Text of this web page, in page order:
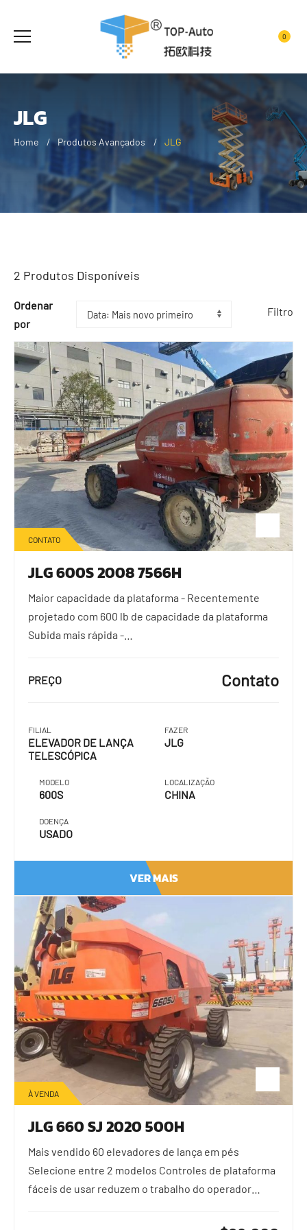
0
JLG
Home Produtos Avançados JLG
Filtro
2 Produtos Disponíveis
Ordenar
por
CONTATO
JLG 600S 2008 7566H
Maior capacidade da plataforma - Recentemente
projetado com 600 lb de capacidade da plataforma
Subida mais rápida -…
PREÇO Contato
FILIAL
ELEVADOR DE LANÇA
TELESCÓPICA
FAZER
JLG
MODELO
600S
LOCALIZAÇÃO
CHINA
DOENÇA
USADO
VER MAIS
À VENDA
JLG 660 SJ 2020 500H
Mais vendido 60 elevadores de lança em pés
Selecione entre 2 modelos Controles de plataforma
fáceis de usar reduzem o trabalho do operador…